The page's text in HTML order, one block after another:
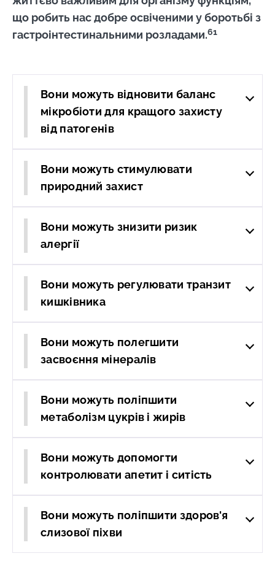
що робить нас добре освіченими у боротьбі з
гастроінтестинальними розладами.61
Вони можуть відновити баланс
мікробіоти для кращого захисту
від патогенів
Вони можуть стимулювати
природний захист
Вони можуть знизити ризик
алергії
Вони можуть регулювати транзит
кишківника
Вони можуть полегшити
засвоєння мінералів
Вони можуть поліпшити
метаболізм цукрів і жирів
Вони можуть допомогти
контролювати апетит і ситість
Вони можуть поліпшити здоров'я
слизової піхви